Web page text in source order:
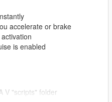
accelerate or brake
is enabled
V "scripts" folder